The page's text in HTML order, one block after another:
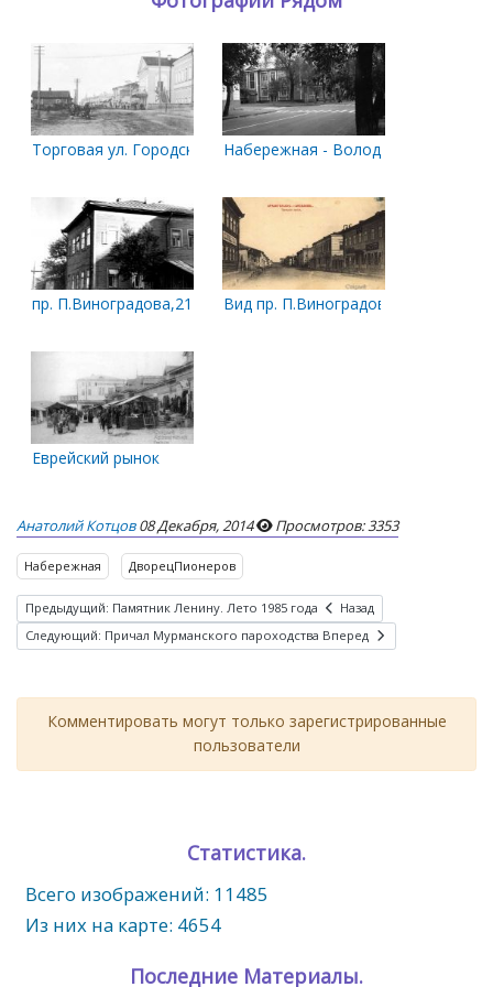
Торговая ул. Городской театрНабережная - Володарского
пр. П.Виноградова,21. Бывший дом В.Е. Федосова в 1970-х гг.
Вид пр. П.Виноградова между ул.
Еврейский рынок
Анатолий Котцов 08 Декабря, 2014 Просмотров: 3353
Набережная ДворецПионеров
Предыдущий: Памятник Ленину. Лето 1985 года
Назад
Следующий: Причал Мурманского пароходства Вперед
Комментировать могут только зарегистрированные
пользователи
Статистика.
Всего изображений: 11485
Из них на карте: 4654
Последние Материалы.